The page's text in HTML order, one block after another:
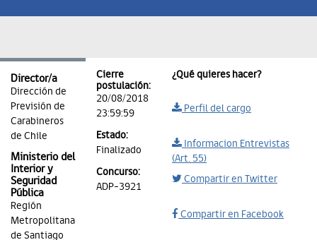
Director/a
Dirección de
Previsión de
Carabineros
de Chile
Ministerio del
Interior y
Seguridad
Pública
Región
Metropolitana
de Santiago
Cierre
postulación:
20/08/2018
23:59:59
Estado:
Finalizado
Concurso:
ADP-3921
¿Qué quieres hacer?
Perfil del cargo
Informacion Entrevistas
(Art. 55)
Compartir en Twitter
Compartir en Facebook